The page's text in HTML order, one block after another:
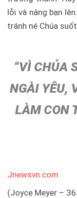
lỗi và nâng bạn
tránh né Chúa
“VÌ CHÚA
NGÀI YÊU,
LÀM CON
Jnewsvn.com
(Joyce Meyer –